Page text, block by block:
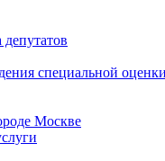
специальной
Москве